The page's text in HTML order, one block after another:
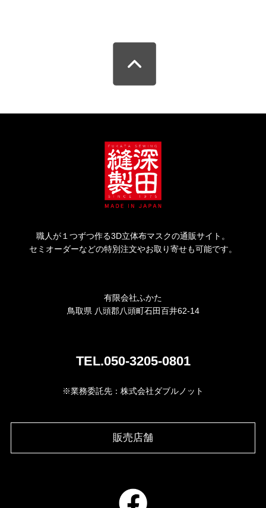
職人が１つずつ作る3D立体布マスクの通販サイト。
セミオーダーなどの特別注文やお取り寄せも可能です。
有限会社ふかた
鳥取県 八頭郡八頭町石田百井62-14
TEL.050-3205-0801
※業務委託先：株式会社ダブルノット
販売店舗